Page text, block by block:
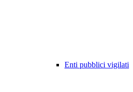
Enti pubblici vigilati